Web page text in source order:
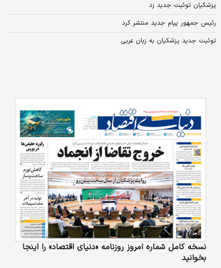
پزشکیان توئیت جدید زد
رئیس جمهور پیام جدید منتشر کرد
توئیت جدید پزشکیان به زبان عربی
نسخه کامل شماره امروز روزنامه «دنیای‌ اقتصاد» را اینجا
بخوانید